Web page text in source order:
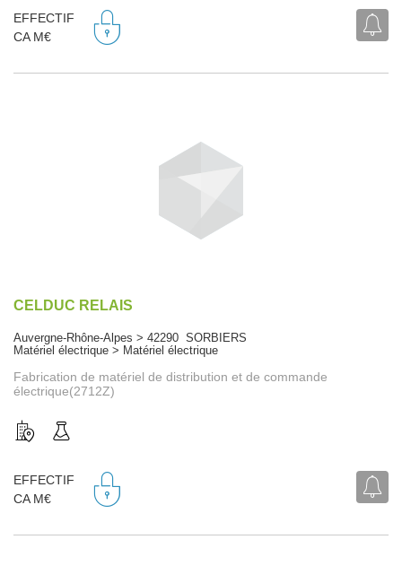
EFFECTIF
CA M€
CELDUC RELAIS
Auvergne-Rhône-Alpes > 42290 SORBIERS
Matériel électrique > Matériel électrique
Fabrication de matériel de distribution et de commande
électrique(2712Z)
EFFECTIF
CA M€